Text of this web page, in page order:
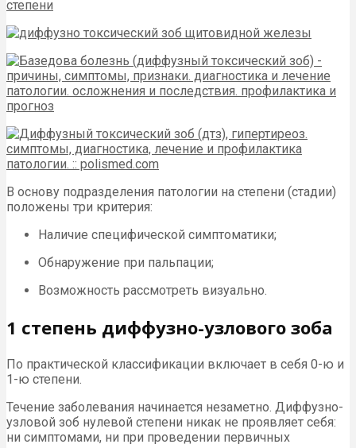
В основу подразделения патологии на степени (стадии)
положены три критерия:
Наличие специфической симптоматики;
Обнаружение при пальпации;
Возможность рассмотреть визуально.
1 степень диффузно-узлового зоба
По практической классификации включает в себя 0-ю и
1-ю степени.
Течение заболевания начинается незаметно. Диффузно-
узловой зоб нулевой степени никак не проявляет себя:
ни симптомами, ни при проведении первичных